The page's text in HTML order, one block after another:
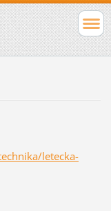
letecka-